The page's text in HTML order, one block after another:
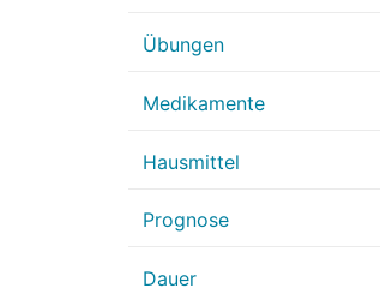
Übungen
Medikamente
Hausmittel
Prognose
Dauer